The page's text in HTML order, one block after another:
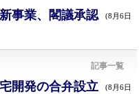
事業、閣議承認 (8月6日
記事一覧
開発の合弁設立 (8月6日